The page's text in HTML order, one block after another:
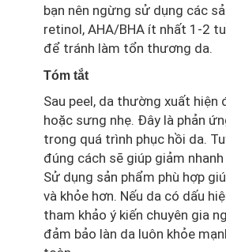
bạn nên ngừng sử dụng các
retinol, AHA/BHA ít nhất 1-2
để tránh làm tổn thương da.
Tóm tắt
Sau peel, da thường xuất hiện
hoặc sưng nhẹ. Đây là phản
trong quá trình phục hồi da.
đúng cách sẽ giúp giảm nhanh
Sử dụng sản phẩm phù hợp
và khỏe hơn. Nếu da có dấu
tham khảo ý kiến chuyên gia
đảm bảo làn da luôn khỏe